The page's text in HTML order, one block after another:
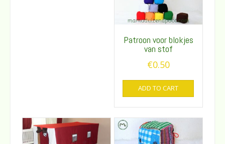
Patroon voor blokjes
van stof
€0.50
ADD TO CART